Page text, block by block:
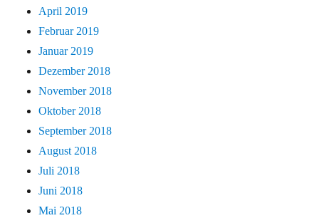
April 2019
Februar 2019
Januar 2019
Dezember 2018
November 2018
Oktober 2018
September 2018
August 2018
Juli 2018
Juni 2018
Mai 2018